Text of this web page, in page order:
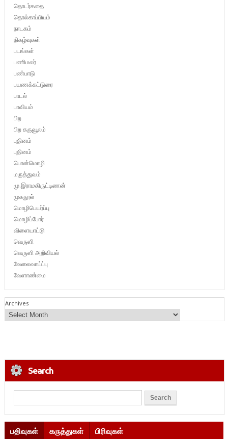
தொடர்கதை
தொல்காப்பியம்
நாடகம்
நிகழ்வுகள்
படங்கள்
பணிமலர்
பண்பாடு
பயணக்கட்டுரை
பாடல்
பாவியம்
பிற
பிற கருவூலம்
புதினம்
புதினம்
பொன்மொழி
மருத்துவம்
மு.இராமகிருட்டிணன்
முகநூல்
மொழிபெயர்ப்பு
மொழிப்போர்
விளையாட்டு
வெருளி
வெருளி அறிவியல்
வேலைவாய்ப்பு
வேளாண்மை
Archives
Search
பதிவுகள் கருத்துகள் பிரிவுகள்